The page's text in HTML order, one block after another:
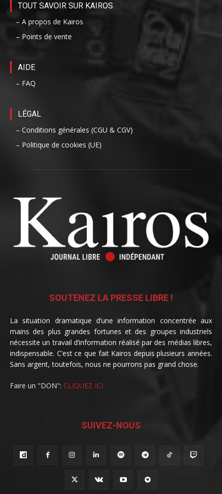
TOUT SAVOIR SUR KAIROS
– A propos de Kairos
– Points de vente
AIDE
– FAQ
LÉGAL
– Conditions générales (CGU & CGV)
– Politique de cookies (UE)
SOUTENEZ LA PRESSE LIBRE !
La situation dramatique d’une information concentrée aux
mains des plus grandes fortunes et des groupes industriels
nécessite un travail d’information réalisé par des médias libres,
indispensable. C’est ce que fait Kairos depuis plusieurs années.
Sans argent, toutefois, nous ne pourrons pas grand chose.
Faire un "DON": CLIQUEZ ICI
SUIVEZ-NOUS